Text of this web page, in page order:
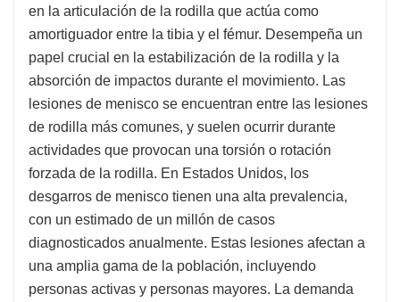
en la articulación de la rodilla que actúa como
amortiguador entre la tibia y el fémur. Desempeña un
papel crucial en la estabilización de la rodilla y la
absorción de impactos durante el movimiento. Las
lesiones de menisco se encuentran entre las lesiones
de rodilla más comunes, y suelen ocurrir durante
actividades que provocan una torsión o rotación
forzada de la rodilla. En Estados Unidos, los
desgarros de menisco tienen una alta prevalencia,
con un estimado de un millón de casos
diagnosticados anualmente. Estas lesiones afectan a
una amplia gama de la población, incluyendo
personas activas y personas mayores. La demanda